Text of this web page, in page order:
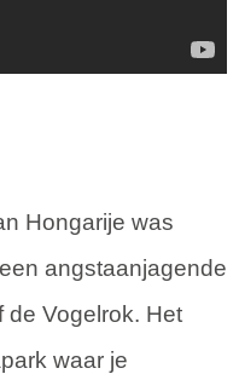
Hongarije was
angstaanjagende
de Vogelrok. Het
waar je